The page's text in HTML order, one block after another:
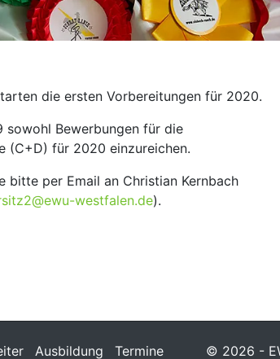
die ersten Vorbereitungen für 2020.
sowohl Bewerbungen für die
(C+D) für 2020 einzureichen.
bitte per Email an Christian Kernbach
westfalen.de).
Ausbildung Termine © 2026 -